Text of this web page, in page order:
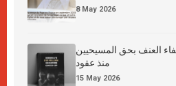
8 May 2026
العنف بحق المسيحيين
منذ عقود
15 May 2026